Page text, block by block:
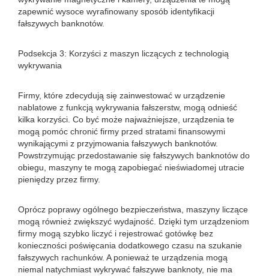
zapewnić wysoce wyrafinowany sposób identyfikacji
fałszywych banknotów.
Podsekcja 3: Korzyści z maszyn liczących z technologią
wykrywania
Firmy, które zdecydują się zainwestować w urządzenie
nablatowe z funkcją wykrywania fałszerstw, mogą odnieść
kilka korzyści. Co być może najważniejsze, urządzenia te
mogą pomóc chronić firmy przed stratami finansowymi
wynikającymi z przyjmowania fałszywych banknotów.
Powstrzymując przedostawanie się fałszywych banknotów do
obiegu, maszyny te mogą zapobiegać nieświadomej utracie
pieniędzy przez firmy.
Oprócz poprawy ogólnego bezpieczeństwa, maszyny liczące
mogą również zwiększyć wydajność. Dzięki tym urządzeniom
firmy mogą szybko liczyć i rejestrować gotówkę bez
konieczności poświęcania dodatkowego czasu na szukanie
fałszywych rachunków. A ponieważ te urządzenia mogą
niemal natychmiast wykrywać fałszywe banknoty, nie ma